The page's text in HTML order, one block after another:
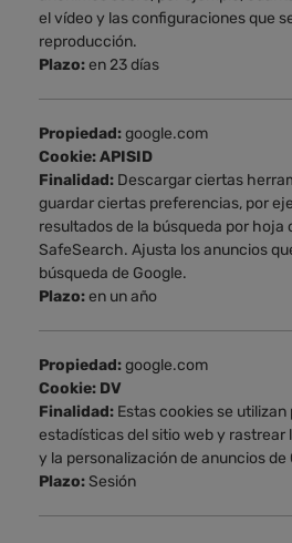
el vídeo y las configuraciones que
reproducción.
Plazo:en 23 días
Propiedad:google.com
Cookie: APISID
Finalidad: Descargar ciertas
guardar ciertas preferencias, por
resultados de la búsqueda por
SafeSearch. Ajusta los anuncios
búsqueda de Google.
Plazo:en un año
Propiedad:google.com
Cookie: DV
Finalidad: Estas cookies se
estadísticas del sitio web y rastrear
y la personalización de anuncios de
Plazo:Sesión